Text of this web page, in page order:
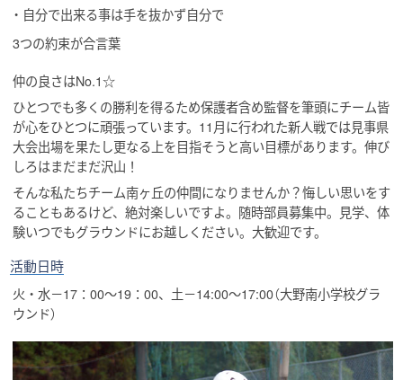
・自分で出来る事は手を抜かず自分で
3つの約束が合言葉
仲の良さはNo.1☆
ひとつでも多くの勝利を得るため保護者含め監督を筆頭にチーム皆
が心をひとつに頑張っています。11月に行われた新人戦では見事県
大会出場を果たし更なる上を目指そうと高い目標があります。伸び
しろはまだまだ沢山！
そんな私たちチーム南ヶ丘の仲間になりませんか？悔しい思いをす
ることもあるけど、絶対楽しいですよ。随時部員募集中。見学、体
験いつでもグラウンドにお越しください。大歓迎です。
活動日時
火・水－17：00～19：00、土－14:00～17:00（大野南小学校グラ
ウンド）